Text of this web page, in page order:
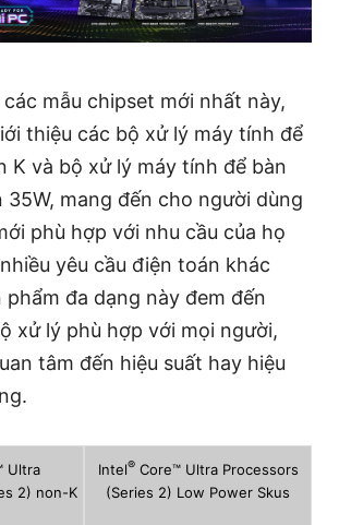
mẫu chipset mới nhất này,
thiệu các bộ xử lý máy tính để
K và bộ xử lý máy tính để bàn
mang đến cho người dùng
phù hợp với nhu cầu của họ
yêu cầu điện toán khác
phẩm đa dạng này đem đến
xử lý phù hợp với mọi người,
tâm đến hiệu suất hay hiệu
Ultra
2) non-K
Intel®Core™ Ultra Processors
(Series 2) Low Power Skus